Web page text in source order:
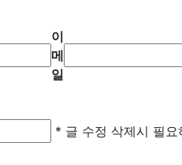
이
메
일
* 글 수정 삭제시 필